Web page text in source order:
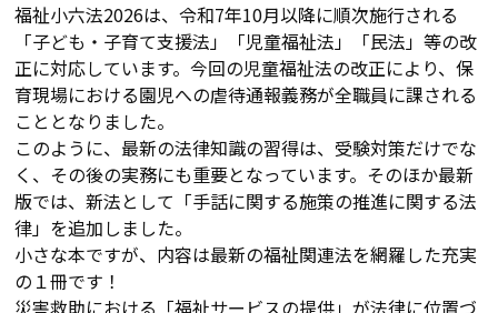
福祉小六法2026は、令和7年10月以降に順次施行される
「子ども・子育て支援法」「児童福祉法」「民法」等の改
正に対応しています。今回の児童福祉法の改正により、保
育現場における園児への虐待通報義務が全職員に課される
こととなりました。
このように、最新の法律知識の習得は、受験対策だけでな
く、その後の実務にも重要となっています。そのほか最新
版では、新法として「手話に関する施策の推進に関する法
律」を追加しました。
小さな本ですが、内容は最新の福祉関連法を網羅した充実
の１冊です！
災害救助における「福祉サービスの提供」が法律に位置づ